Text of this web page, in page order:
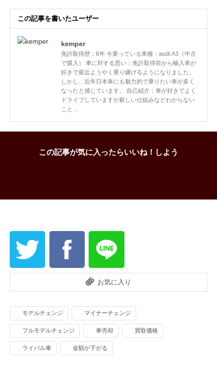
この記事を書いたユーザー
kemper
免許取得歴：6年 今乗っている車種：audi A3（中古
で購入） 車に対する思い：免許取得前から輸入車が
好きで最近ようやく乗り継げるようになりました。
しかし、近年日本車にも魅力的で乗りたい車が多く
なったと感じています。 自己紹介：車が好きでよく
ドライブしていますが新しい仕組みなどわからない
こと…
この記事が気に入ったらいいね！しよう
お気に入り
モデルチェンジ マイナーチェンジ
フルモデルチェンジ 車売却 買取価格
ライバル車 金額が下がる